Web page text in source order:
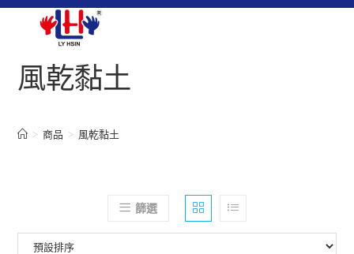
風乾黏土
> 商品 > 風乾黏土
篩選